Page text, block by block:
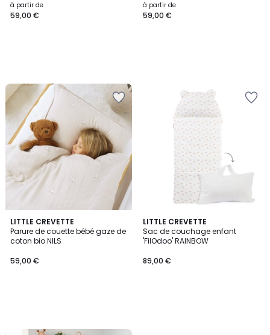
à partir de
59,00 €
à partir de
59,00 €
LITTLE CREVETTE
Parure de couette bébé gaze de
coton bio NILS
59,00 €
LITTLE CREVETTE
Sac de couchage enfant
'FilOdoo' RAINBOW
89,00 €